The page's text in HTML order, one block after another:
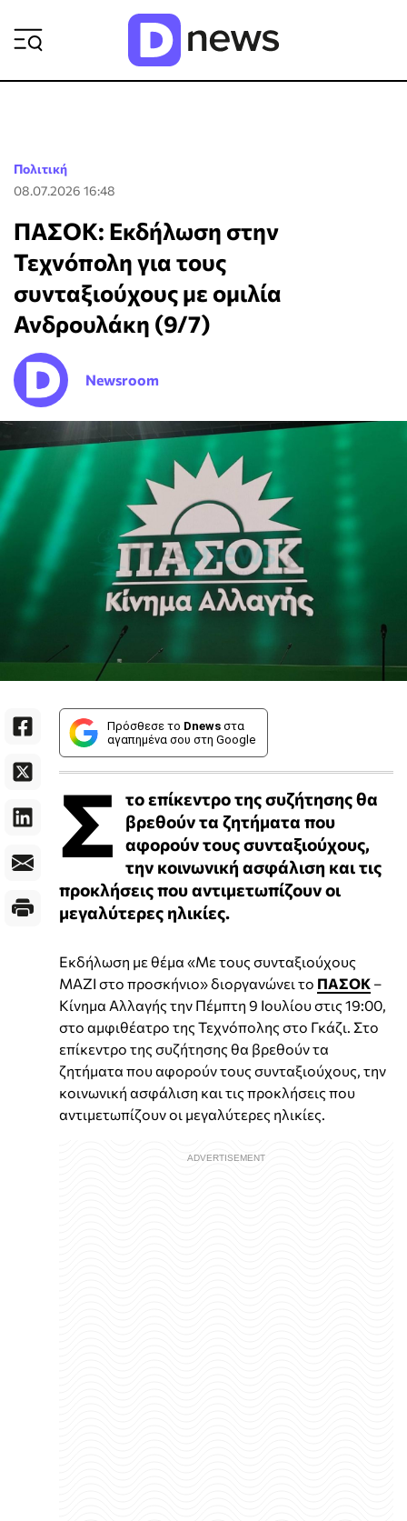
Πολιτική
08.07.2026 16:48
ΠΑΣΟΚ: Εκδήλωση στην
Τεχνόπολη για τους
συνταξιούχους με ομιλία
Ανδρουλάκη (9/7)
Newsroom
Πρόσθεσε το Dnews στα
αγαπημένα σου στη Google
Σ το επίκεντρο της συζήτησης θα
βρεθούν τα ζητήματα που
αφορούν τους συνταξιούχους,
την κοινωνική ασφάλιση και τις
προκλήσεις που αντιμετωπίζουν οι
μεγαλύτερες ηλικίες.
Εκδήλωση με θέμα «Με τους συνταξιούχους
ΜΑΖΙ στο προσκήνιο» διοργανώνει το ΠΑΣΟΚ –
Κίνημα Αλλαγής την Πέμπτη 9 Ιουλίου στις 19:00,
στο αμφιθέατρο της Τεχνόπολης στο Γκάζι. Στο
επίκεντρο της συζήτησης θα βρεθούν τα
ζητήματα που αφορούν τους συνταξιούχους, την
κοινωνική ασφάλιση και τις προκλήσεις που
αντιμετωπίζουν οι μεγαλύτερες ηλικίες.